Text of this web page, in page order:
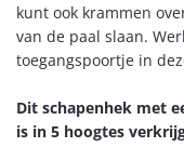
kunt ook krammen
van de paal slaan.
toegangspoortje in
Dit schapenhek met
is in 5 hoogtes